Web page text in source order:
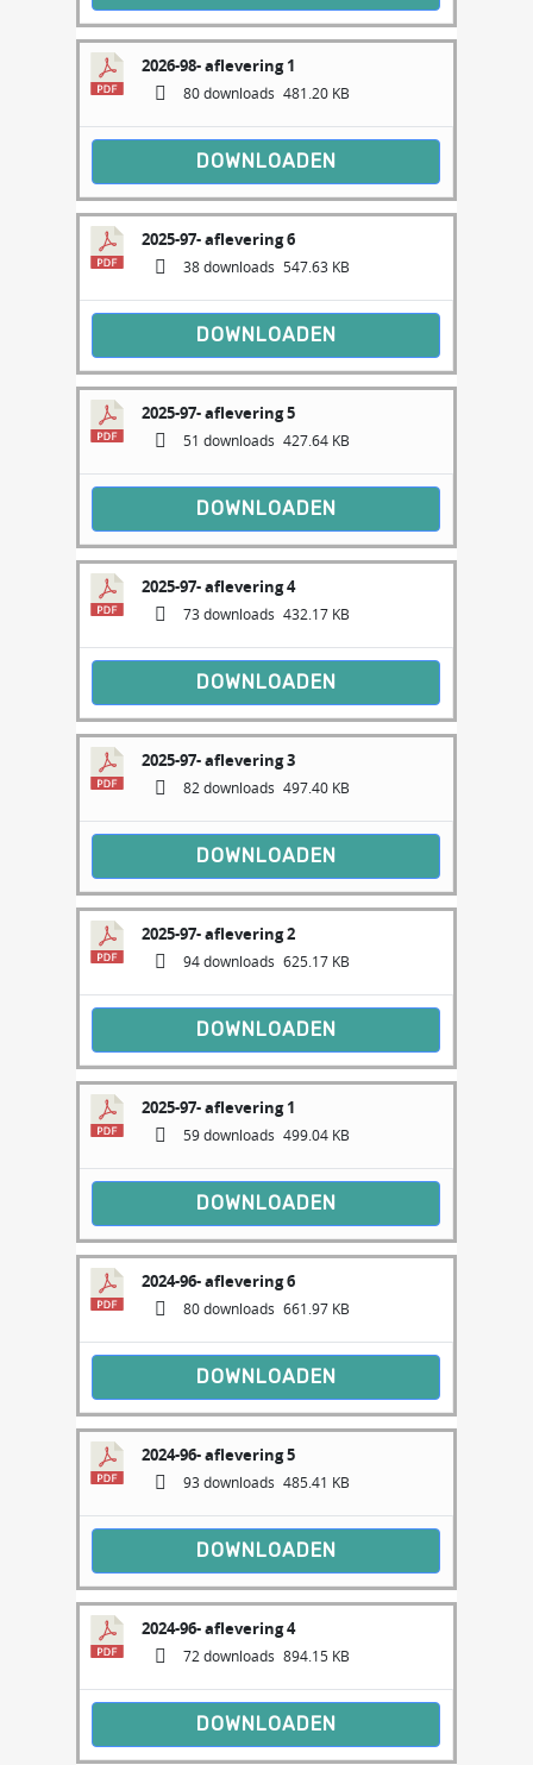
2026-98- aflevering 1
80 downloads 481.20 KB
DOWNLOADEN
2025-97- aflevering 6
38 downloads 547.63 KB
DOWNLOADEN
2025-97- aflevering 5
51 downloads 427.64 KB
DOWNLOADEN
2025-97- aflevering 4
73 downloads 432.17 KB
DOWNLOADEN
2025-97- aflevering 3
82 downloads 497.40 KB
DOWNLOADEN
2025-97- aflevering 2
94 downloads 625.17 KB
DOWNLOADEN
2025-97- aflevering 1
59 downloads 499.04 KB
DOWNLOADEN
2024-96- aflevering 6
80 downloads 661.97 KB
DOWNLOADEN
2024-96- aflevering 5
93 downloads 485.41 KB
DOWNLOADEN
2024-96- aflevering 4
72 downloads 894.15 KB
DOWNLOADEN